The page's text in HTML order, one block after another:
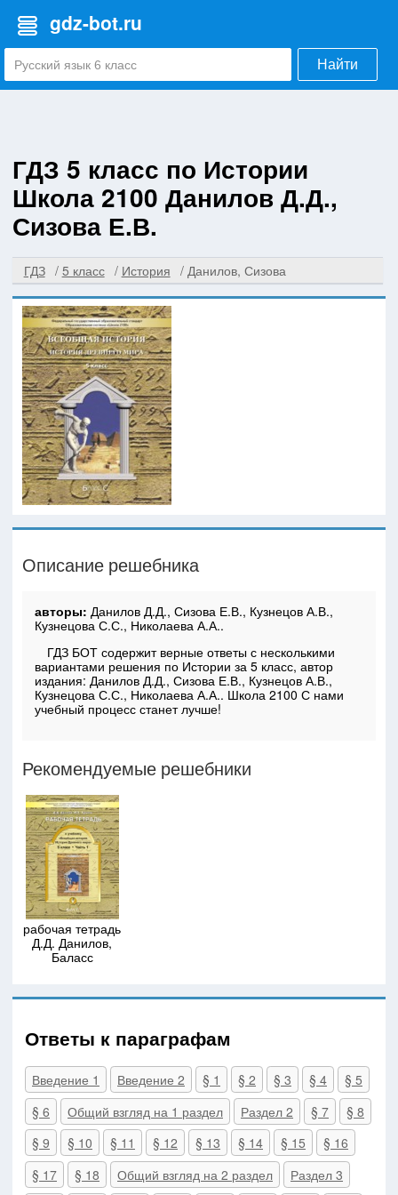
gdz-bot.ru
Найти
ГДЗ 5 класс по Истории
Школа 2100 Данилов Д.Д.,
Сизова Е.В.
ГДЗ 5 класс История Данилов, Сизова
Описание решебника
авторы:Данилов Д.Д., Сизова Е.В., Кузнецов А.В.,
Кузнецова С.С., Николаева А.А..
ГДЗ БОТ содержит верные ответы с несколькими
вариантами решения по Истории за 5 класс, автор
издания: Данилов Д.Д., Сизова Е.В., Кузнецов А.В.,
Кузнецова С.С., Николаева А.А.. Школа 2100 С нами
учебный процесс станет лучше!
Рекомендуемые решебники
рабочая тетрадь
Д.Д. Данилов,
Баласс
Ответы к параграфам
Введение 1 Введение 2 § 1 § 2 § 3 § 4
§ 5
§ 6
Общий взгляд на 1 раздел Раздел 2 § 7
§ 8
§ 9
§ 10 § 11 § 12 § 13 § 14 § 15
§ 16
§ 17
§ 18 Общий взгляд на 2 раздел Раздел 3